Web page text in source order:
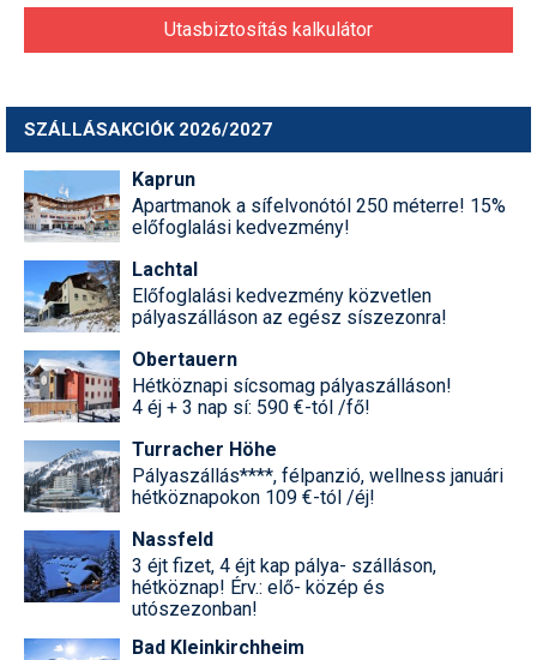
Utasbiztosítás kalkulátor
SZÁLLÁSAKCIÓK 2026/2027
Kaprun
Apartmanok a sífelvonótól 250 méterre! 15%
előfoglalási kedvezmény!
Lachtal
Előfoglalási kedvezmény közvetlen
pályaszálláson az egész síszezonra!
Obertauern
Hétköznapi sícsomag pályaszálláson!
4 éj + 3 nap sí: 590 €-tól /fő!
Turracher Höhe
Pályaszállás****, félpanzió, wellness januári
hétköznapokon 109 €-tól /éj!
Nassfeld
3 éjt fizet, 4 éjt kap pálya- szálláson,
hétköznap! Érv.: elő- közép és
utószezonban!
Bad Kleinkirchheim